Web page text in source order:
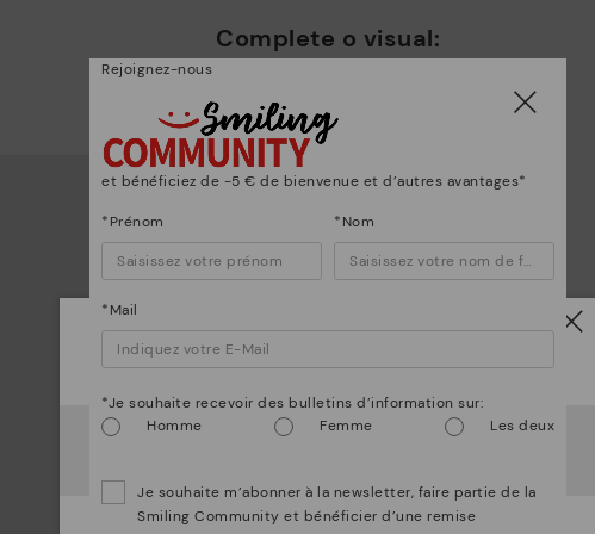
Complete o visual:
Attention !
Il semble que vous êtes en États-Unis
et vous allez
Rejoignez-nous
et bénéficiez de -5 € de bienvenue et d’autres avantages*
*Prénom *Nom
*Mail
*Je souhaite recevoir des bulletins d’information sur:
Homme
Femme Les deux
Je souhaite m’abonner à la newsletter, faire partie de la
Smiling Community et bénéficier d’une remise